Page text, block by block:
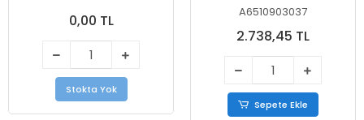
0,00 TL
Stokta Yok
A6510903037
2.738,45 TL
Sepete Ekle